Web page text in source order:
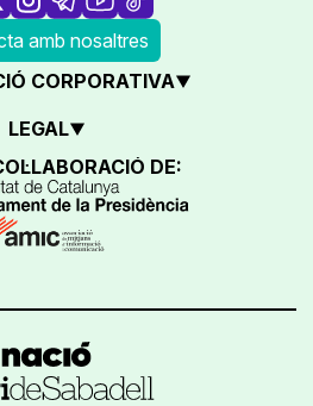
amb nosaltres
CORPORATIVA
LEGAL
DE: